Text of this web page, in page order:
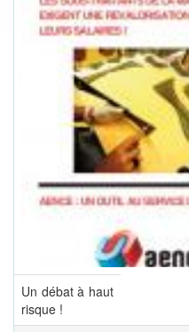
Un débat à haut
risque !